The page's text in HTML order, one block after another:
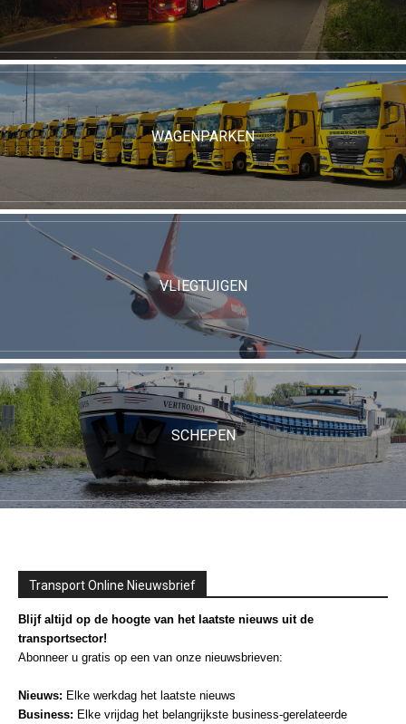
WAGENPARKEN
VLIEGTUIGEN
SCHEPEN
Transport Online Nieuwsbrief
Blijf altijd op de hoogte van het laatste nieuws uit de
transportsector!
Abonneer u gratis op een van onze nieuwsbrieven:
Nieuws: Elke werkdag het laatste nieuws
Business: Elke vrijdag het belangrijkste business-gerelateerde